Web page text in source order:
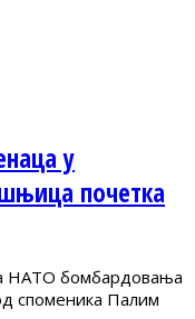
у
почетка
НАТО бомбардовања
споменика Палим